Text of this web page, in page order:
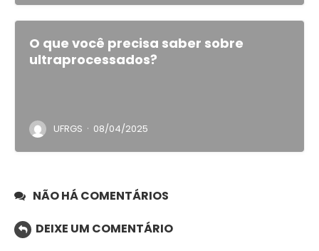
O que você precisa saber sobre
ultraprocessados?
UFRGS · 08/04/2025
NÃO HÁ COMENTÁRIOS
DEIXE UM COMENTÁRIO